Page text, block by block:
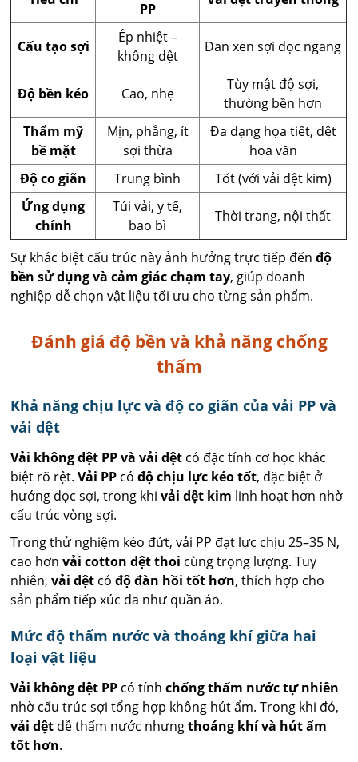
PP
Cấu tạo sợi
Ép nhiệt –
không dệt
Đan xen sợi dọc ngang
Độ bền kéo Cao, nhẹ
Tùy mật độ sợi,
thường bền hơn
Thẩm mỹ
bề mặt
Mịn, phẳng, ít
sợi thừa
Đa dạng họa tiết, dệt
hoa văn
Độ co giãn
Trung bình
Tốt (với vải dệt kim)
Ứng dụng
chính
Túi vải, y tế,
bao bì
Thời trang, nội thất
Sự khác biệt cấu trúc này ảnh hưởng trực tiếp đếnđộ
bền sử dụng và cảm giác chạm tay, giúp doanh
nghiệp dễ chọn vật liệu tối ưu cho từng sản phẩm.
Đánh giá độ bền và khả năng chống
thấm
Khả năng chịu lực và độ co giãn của vải PP và
vải dệt
Vải không dệt PP và vải dệt có đặc tính cơ học khác
biệt rõ rệt.Vải PP cóđộ chịu lực kéo tốt, đặc biệt ở
hướng dọc sợi, trong khivải dệt kim linh hoạt hơn nhờ
cấu trúc vòng sợi.
Trong thử nghiệm kéo đứt, vải PP đạt lực chịu 25–35 N,
cao hơnvải cotton dệt thoi cùng trọng lượng. Tuy
nhiên,vải dệt cóđộ đàn hồi tốt hơn, thích hợp cho
sản phẩm tiếp xúc da như quần áo.
Mức độ thấm nước và thoáng khí giữa hai
loại vật liệu
Vải không dệt PP có tínhchống thấm nước tự nhiên
nhờ cấu trúc sợi tổng hợp không hút ẩm. Trong khi đó,
vải dệt dễ thấm nước nhưngthoáng khí và hút ẩm
tốt hơn.